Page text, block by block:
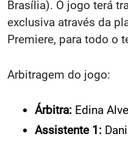
Brasília). O jogo terá
exclusiva através da
Premiere, para todo o
Arbitragem do jogo:
Árbitra: Edina
Assistente 1: